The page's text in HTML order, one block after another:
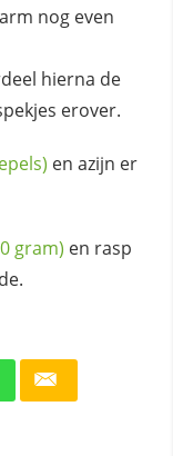
nog even
hierna de
erover.
en azijn er
gram) en rasp